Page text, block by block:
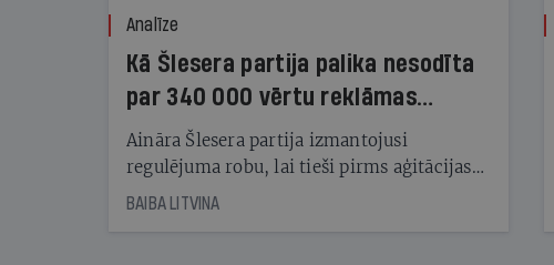
Analīze
Kā Šlesera partija palika nesodīta
par 340 000 vērtu reklāmas
kampaņu
Aināra Šlesera partija izmantojusi
regulējuma robu, lai tieši pirms aģitācijas
starta izreklamētos par summu, kas
BAIBA LITVINA